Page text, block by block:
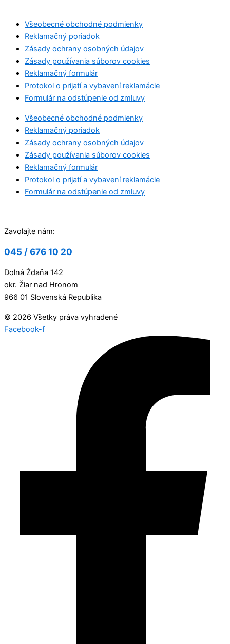
Všeobecné obchodné podmienky
Reklamačný poriadok
Zásady ochrany osobných údajov
Zásady používania súborov cookies
Reklamačný formulár
Protokol o prijatí a vybavení reklamácie
Formulár na odstúpenie od zmluvy
Všeobecné obchodné podmienky
Reklamačný poriadok
Zásady ochrany osobných údajov
Zásady používania súborov cookies
Reklamačný formulár
Protokol o prijatí a vybavení reklamácie
Formulár na odstúpenie od zmluvy
Zavolajte nám:
045 / 676 10 20
Dolná Ždaňa 142
okr. Žiar nad Hronom
966 01 Slovenská Republika
© 2026 Všetky práva vyhradené
Facebook-f